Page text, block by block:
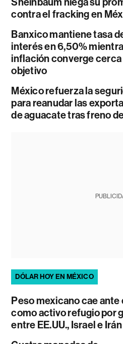
contra el fracking en
Banxico mantiene tasa
interés en 6,50%
inflación converge cerca
objetivo
México refuerza la
para reanudar las
de aguacate tras freno
DÓLAR HOY EN MÉXICO
Peso mexicano cae ante
como activo refugio por
entre EE.UU., Israel e Irán